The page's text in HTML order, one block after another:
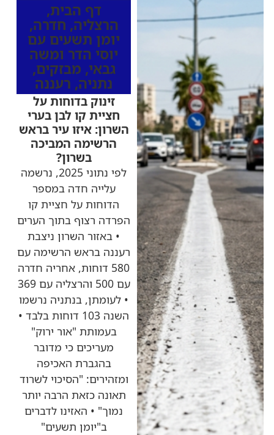
דף הבית,
הרצליה, חדרה,
יומן תשעים עם
יוסי הדר ומשה
גבאי, מבזקים,
נתניה, רעננה
זינוק בדוחות על
חציית קו לבן בערי
השרון: איזו עיר בראש
הרשימה המביכה
בשרון?
לפי נתוני 2025, נרשמה
עלייה חדה במספר
הדוחות על חציית קו
הפרדה רצוף בתוך הערים
• באזור השרון ניצבת
רעננה בראש הרשימה עם
580 דוחות, אחריה חדרה
עם 500 והרצליה עם 369
• לעומתן, בנתניה נרשמו
השנה 103 דוחות בלבד •
בעמותת "אור ירוק"
מעריכים כי מדובר
בהגברת האכיפה
ומזהירים: "הסיכוי לשרוד
תאונה כזאת הרבה יותר
נמוך" • האזינו לדברים
ב"יומן תשעים"